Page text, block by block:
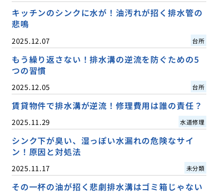
キッチンのシンクに水が！油汚れが招く排水管の
悲鳴
2025.12.07 台所
もう繰り返さない！排水溝の逆流を防ぐための5
つの習慣
2025.12.05 台所
賃貸物件で排水溝が逆流！修理費用は誰の責任？
2025.11.29 水道修理
シンク下が臭い、湿っぽい水漏れの危険なサイ
ン！原因と対処法
2025.11.17 未分類
その一杯の油が招く悲劇排水溝はゴミ箱じゃない